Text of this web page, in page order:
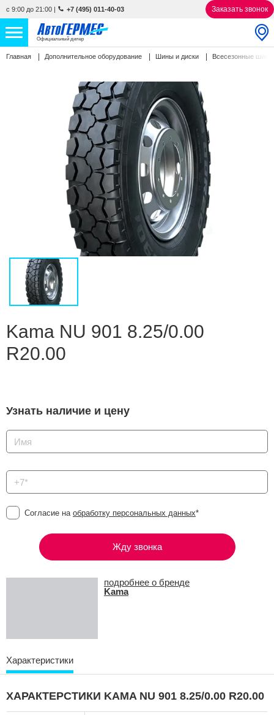
с 9:00 до 21:00 | +7 (495) 011-40-03 Заказать звонок
Официальный дилер
НОВЫЕ АВТОМОБИЛИ 4766 авто
831 авто
О КОМПАНИИ
Избранное
Сравнение
Главная Дополнительное оборудование Шины и диски Всесезонные
Kama NU 901 8.25/0.00
R20.00
Узнать наличие и цену
Согласие на обработку персональных данных*
Жду звонка
подробнее о бренде
Kama
Характеристики
ХАРАКТЕРСТИКИ KAMA NU 901 8.25/0.00 R20.00